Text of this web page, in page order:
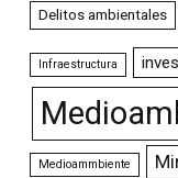
Delitos ambientales
Infraestructura
Medioammbiente